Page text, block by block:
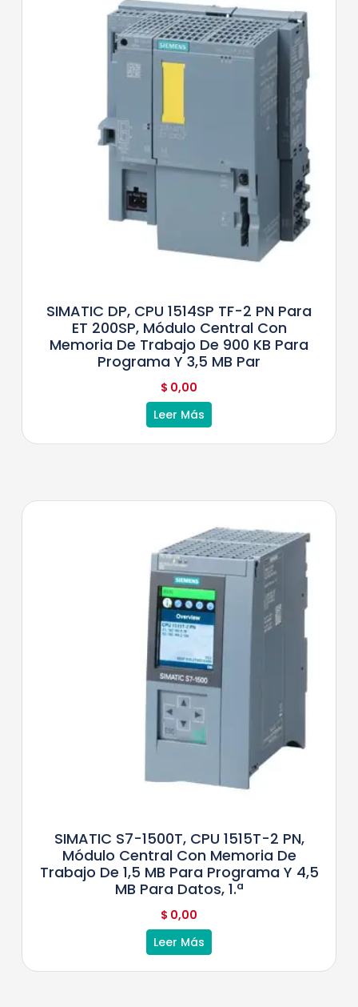
SIMATIC DP, CPU 1514SP TF-2 PN Para
ET 200SP, Módulo Central Con
Memoria De Trabajo De 900 KB Para
Programa Y 3,5 MB Par
$ 0,00
Leer Más
SIMATIC S7-1500T, CPU 1515T-2 PN,
Módulo Central Con Memoria De
Trabajo De 1,5 MB Para Programa Y 4,5
MB Para Datos, 1.ª
$ 0,00
Leer Más